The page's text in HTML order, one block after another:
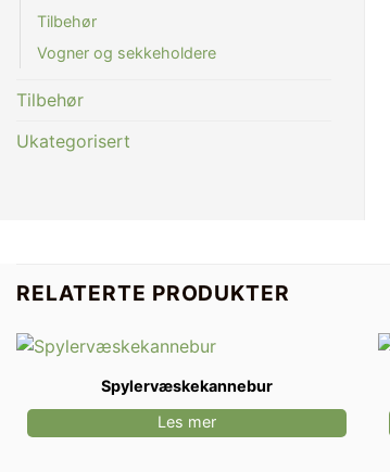
Tilbehør
Vogner og sekkeholdere
Tilbehør
Ukategorisert
RELATERTE PRODUKTER
Spylervæskekannebur
Les mer